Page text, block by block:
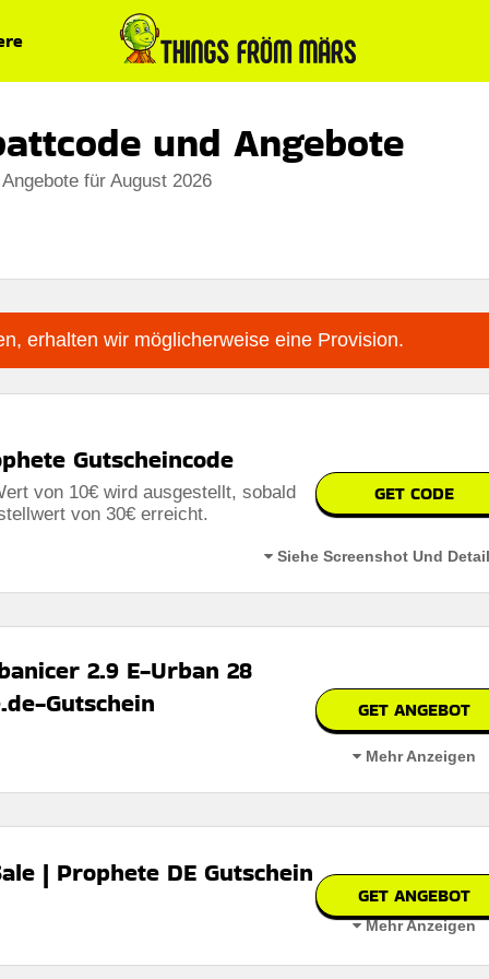
und Angebote
für August 2026
erhalten wir möglicherweise eine Provision.
Gutscheincode
von 10€ wird ausgestellt, sobald
von 30€ erreicht.
Siehe Screenshot Und
GET CODE
2.9 E-Urban 28
Gutschein
Mehr Anzeigen
GET ANGEBOT
| Prophete DE Gutschein
Mehr Anzeigen
GET ANGEBOT